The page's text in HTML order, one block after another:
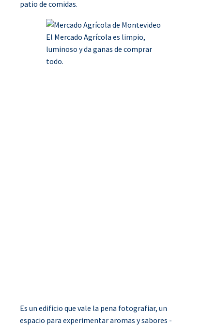
patio de comidas.
El Mercado Agrícola es limpio,
luminoso y da ganas de comprar
todo.
Es un edificio que vale la pena fotografiar, un
espacio para experimentar aromas y sabores -